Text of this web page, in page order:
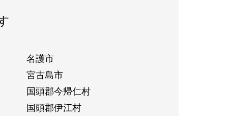
名護市
宮古島市
国頭郡今帰仁村
国頭郡伊江村